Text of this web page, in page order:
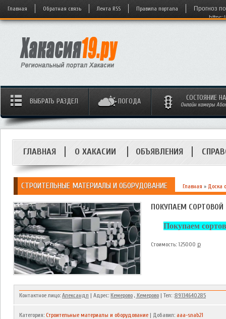
Главная Обратная связь Лента RSS Правила портала
Прогноз
ВЫБРАТЬ РАЗДЕЛ ПОГОДА СОСТОЯНИЕ
Онлайн камеры
ГЛАВНАЯ О ХАКАСИИ ОБЪЯВЛЕНИЯ
СТРОИТЕЛЬНЫЕ МАТЕРИАЛЫ И ОБОРУДОВАНИЕ Главная » Доска
ПОКУПАЕМ
Покупаем
Стоимость: 125000 ք
Контактное лицо: Александп | Адрес: Кемерово , Кемерово | Тел: :89134640285
Категория: Строительные материалы и оборудование | Добавил: aaa-snab21